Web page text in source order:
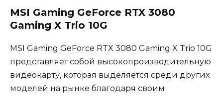
MSI Gaming GeForce RTX 3080
Gaming X Trio 10G
MSI Gaming GeForce RTX 3080 Gaming X Trio 10G
представляет собой высокопроизводительную
видеокарту, которая выделяется среди других
моделей на рынке благодаря своим